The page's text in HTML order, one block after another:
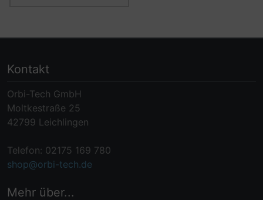
Kontakt
Orbi-Tech GmbH
Moltkestraße 25
42799 Leichlingen
Telefon: 02175 169 780
shop@orbi-tech.de
Mehr über...